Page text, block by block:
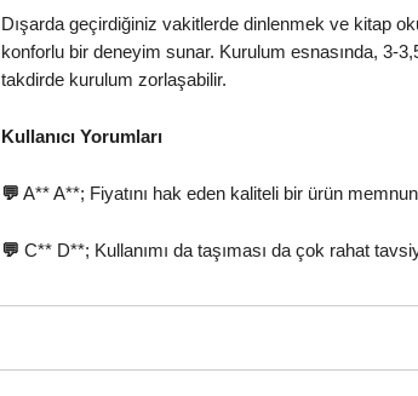
Dışarda geçirdiğiniz vakitlerde dinlenmek ve kitap
konforlu bir deneyim sunar. Kurulum esnasında, 3-
takdirde kurulum zorlaşabilir.
Kullanıcı Yorumları
💬 A** A**; Fiyatını hak eden kaliteli bir ürün
💬 C** D**; Kullanımı da taşıması da çok rahat